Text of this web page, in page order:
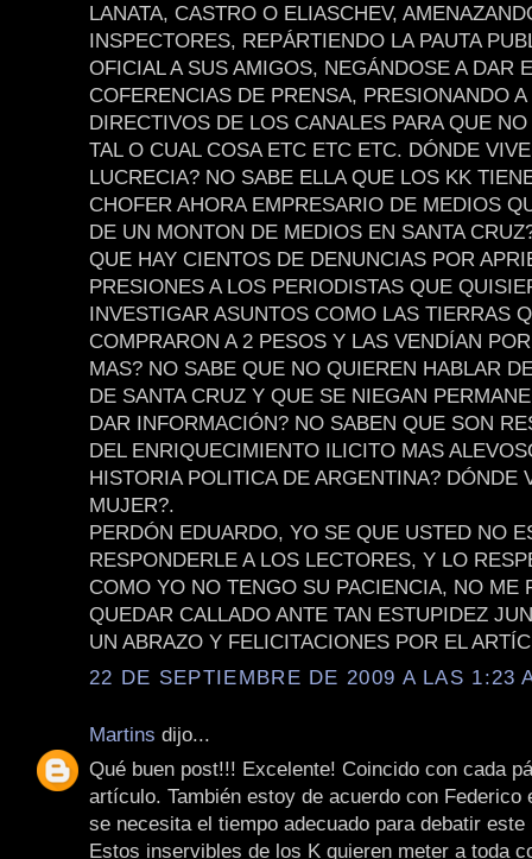
LANATA, CASTRO O ELIASCHEV,
INSPECTORES, REPÁRTIENDO LA PAUTA
OFICIAL A SUS AMIGOS, NEGÁNDOSE A DAR
COFERENCIAS DE PRENSA, PRESIONANDO A
DIRECTIVOS DE LOS CANALES PARA QUE
TAL O CUAL COSA ETC ETC ETC. DÓNDE
LUCRECIA? NO SABE ELLA QUE LOS KK
CHOFER AHORA EMPRESARIO DE MEDIOS
DE UN MONTON DE MEDIOS EN SANTA
QUE HAY CIENTOS DE DENUNCIAS POR
PRESIONES A LOS PERIODISTAS QUE
INVESTIGAR ASUNTOS COMO LAS TIERRAS
COMPRARON A 2 PESOS Y LAS VENDÍAN
MAS? NO SABE QUE NO QUIEREN HABLAR
DE SANTA CRUZ Y QUE SE NIEGAN
DAR INFORMACIÓN? NO SABEN QUE SON
DEL ENRIQUECIMIENTO ILICITO MAS
HISTORIA POLITICA DE ARGENTINA? DÓNDE
MUJER?.
PERDÓN EDUARDO, YO SE QUE USTED NO
RESPONDERLE A LOS LECTORES, Y LO
COMO YO NO TENGO SU PACIENCIA, NO ME
QUEDAR CALLADO ANTE TAN ESTUPIDEZ
UN ABRAZO Y FELICITACIONES POR EL
22 DE SEPTIEMBRE DE 2009 A LAS 1:23
Martins dijo...
Qué buen post!!! Excelente! Coincido con cada
artículo. También estoy de acuerdo con Federico
se necesita el tiempo adecuado para debatir este
Estos inservibles de los K quieren meter a toda